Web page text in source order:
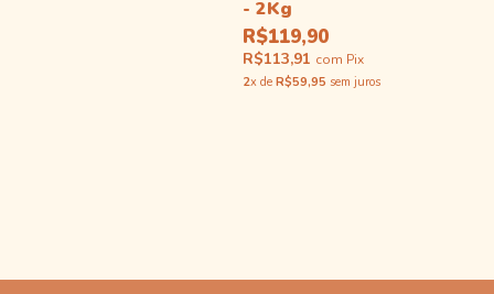
- 2Kg
R$119,90
R$113,91 com Pix
2x deR$59,95 sem juros